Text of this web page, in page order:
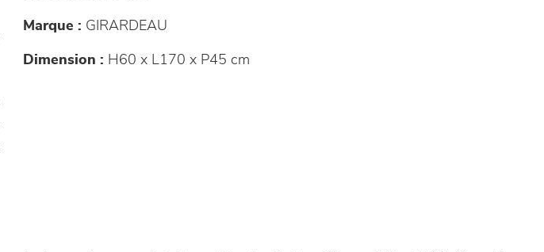
Marque : GIRARDEAU
Dimension : H60 x L170 x P45 cm